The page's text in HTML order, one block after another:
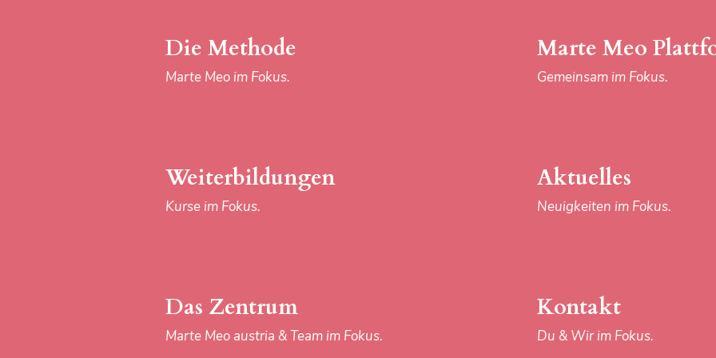
Die Methode
Marte Meo im Fokus.
Marte Meo
Gemeinsam im Fokus.
Weiterbildungen
Kurse im Fokus.
Aktuelles
Neuigkeiten im Fokus.
Das Zentrum
Marte Meo austria & Team im Fokus.
Kontakt
Du & Wir im Fokus.